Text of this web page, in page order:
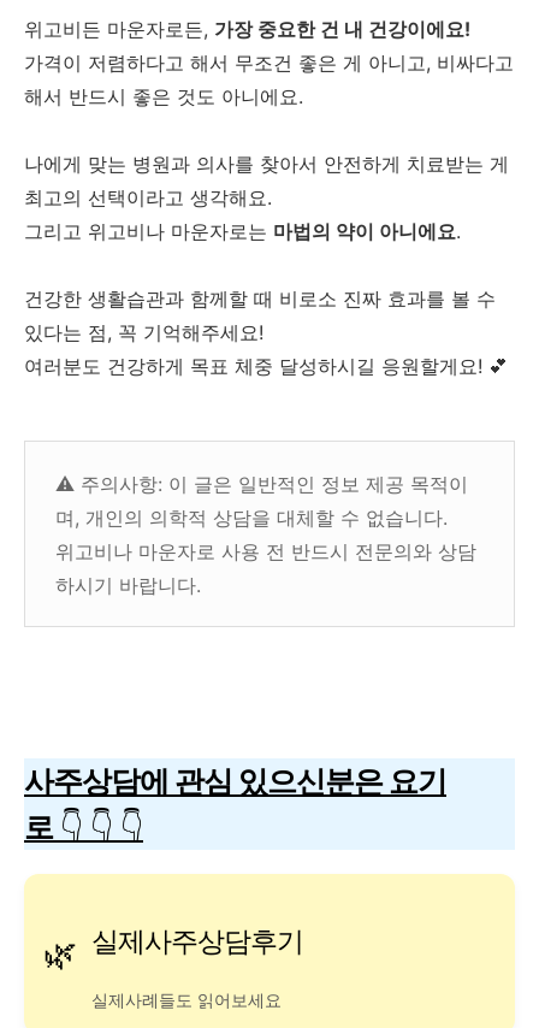
위고비든 마운자로든, 가장 중요한 건 내 건강이에요!
가격이 저렴하다고 해서 무조건 좋은 게 아니고, 비싸다고
해서 반드시 좋은 것도 아니에요.
나에게 맞는 병원과 의사를 찾아서 안전하게 치료받는 게
최고의 선택이라고 생각해요.
그리고 위고비나 마운자로는 마법의 약이 아니에요.
건강한 생활습관과 함께할 때 비로소 진짜 효과를 볼 수
있다는 점, 꼭 기억해주세요!
여러분도 건강하게 목표 체중 달성하시길 응원할게요! 💕
⚠️ 주의사항: 이 글은 일반적인 정보 제공 목적이
며, 개인의 의학적 상담을 대체할 수 없습니다.
위고비나 마운자로 사용 전 반드시 전문의와 상담
하시기 바랍니다.
사주상담에 관심 있으신분은 요기
로 👇 👇 👇
🌿 실제사주상담후기
실제사례들도 읽어보세요